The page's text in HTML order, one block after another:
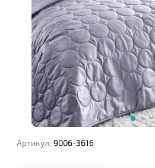
Артикул: 9006-3616